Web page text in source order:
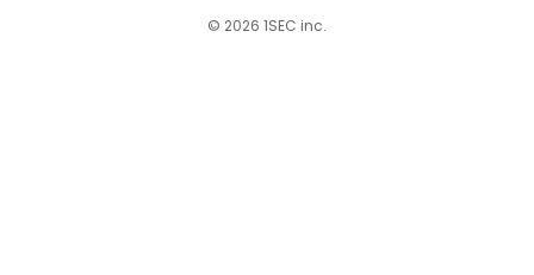
©︎ 2026 1SEC inc.